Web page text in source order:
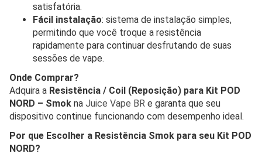
satisfatória.
Fácil instalação: sistema de instalação simples,
permitindo que você troque a resistência
rapidamente para continuar desfrutando de suas
sessões de vape.
Onde Comprar?
Adquira a Resistência / Coil (Reposição) para Kit POD
NORD – Smok na Juice Vape BR e garanta que seu
dispositivo continue funcionando com desempenho ideal.
Por que Escolher a Resistência Smok para seu Kit POD
NORD?